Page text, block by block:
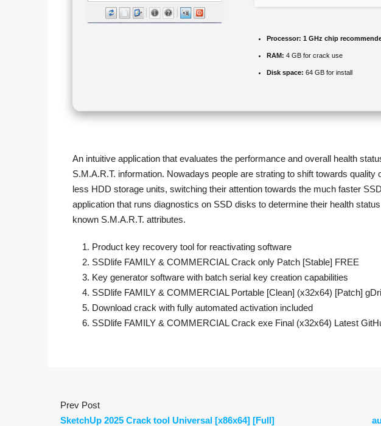
Processor: 1 GHz chip
RAM: 4 GB for crack use
Disk space: 64 GB for install
An intuitive application that evaluates the performance and overall health
S.M.A.R.T. information. Nowadays people are strating to shift towards quality
less HDD storage units, switching their attention towards the much faster
application that runs diagnostics on SSD disks to determine their health
known S.M.A.R.T. attributes.
Product key recovery tool for reactivating software
SSDlife FAMILY & COMMERCIAL Crack only Patch [Stable] FREE
Key generator software with batch serial key creation capabilities
SSDlife FAMILY & COMMERCIAL Portable [Clean] (x32x64) [Patch]
Download crack with fully automated activation included
SSDlife FAMILY & COMMERCIAL Crack exe Final (x32x64) Latest
Prev Post
SketchUp 2025 Crack tool Universal [x86x64] [Full]